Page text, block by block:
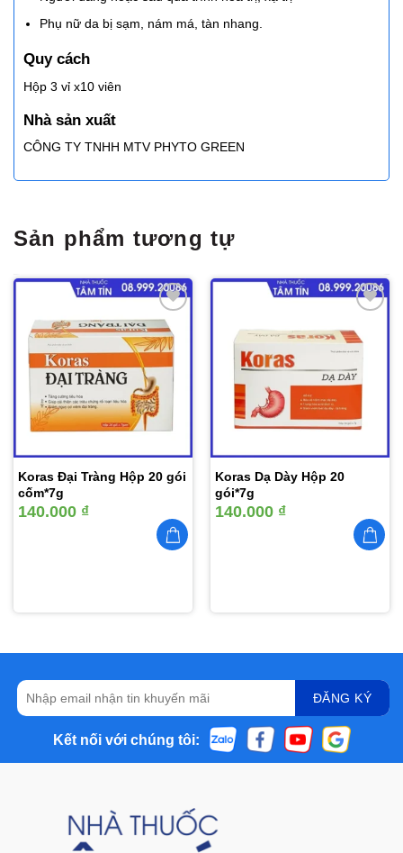
Phụ nữ da bị sạm, nám má, tàn nhang.
Quy cách
Hộp 3 vỉ x10 viên
Nhà sản xuất
CÔNG TY TNHH MTV PHYTO GREEN
Sản phẩm tương tự
Thêm
vào
Koras Đại Tràng Hộp 20 gói
cốm*7g
140.000 ₫
Thêm
thích
Koras Dạ Dày Hộp 20
gói*7g
140.000 ₫
Kết nối với chúng tôi: